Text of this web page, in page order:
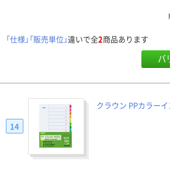
「仕様」「販売単位」違いで全2商品あります
バ
クラウン PPカラー
14